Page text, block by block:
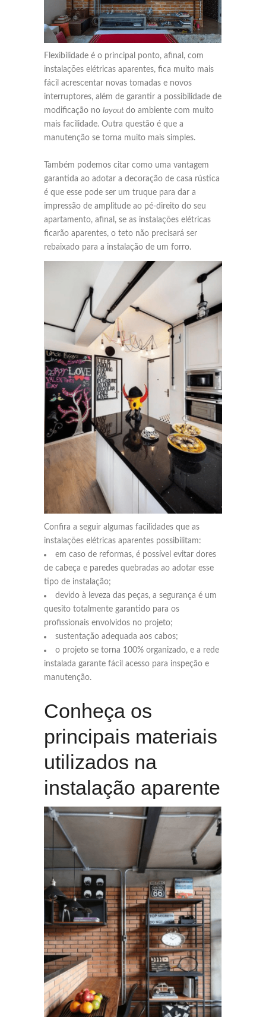
Flexibilidade é o principal ponto, afinal, com
instalações elétricas aparentes, fica muito mais
fácil acrescentar novas tomadas e novos
interruptores, além de garantir a possibilidade de
modificação no layout do ambiente com muito
mais facilidade. Outra questão é que a
manutenção se torna muito mais simples.
Também podemos citar como uma vantagem
garantida ao adotar a decoração de casa rústica
é que esse pode ser um truque para dar a
impressão de amplitude ao pé-direito do seu
apartamento, afinal, se as instalações elétricas
ficarão aparentes, o teto não precisará ser
rebaixado para a instalação de um forro.
Confira a seguir algumas facilidades que as
instalações elétricas aparentes possibilitam:
em caso de reformas, é possível evitar dores
de cabeça e paredes quebradas ao adotar esse
tipo de instalação;
devido à leveza das peças, a segurança é um
quesito totalmente garantido para os
profissionais envolvidos no projeto;
sustentação adequada aos cabos;
o projeto se torna 100% organizado, e a rede
instalada garante fácil acesso para inspeção e
manutenção.
Conheça os
principais materiais
utilizados na
instalação aparente